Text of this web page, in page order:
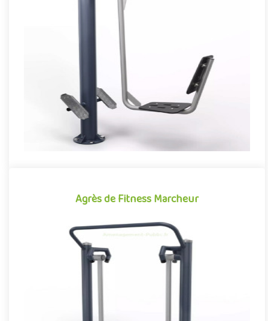
Agrès de Fitness Presse quadriceps
Agrès de fitness de plein air conjuguant activités sportives et
expériences ludiques, la Presse quadriceps se démarque par
Offre partenaire
Agrès de Fitness Marcheur
Agrès de Fitness Marcheur
Agrès de fitness de plein air conjuguant activités sportives et
expériences ludiques, le Marcheur se démarque par son caractè..